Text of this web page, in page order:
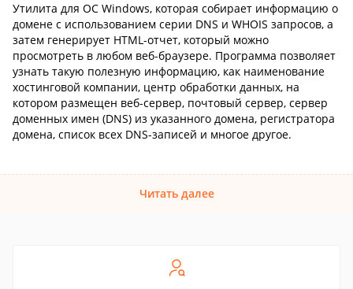
Утилита для ОС Windows, которая собирает информацию о
домене с использованием серии DNS и WHOIS запросов, а
затем генерирует HTML-отчет, который можно
просмотреть в любом веб-браузере. Программа позволяет
узнать такую полезную информацию, как наименование
хостинговой компании, центр обработки данных, на
котором размещен веб-сервер, почтовый сервер, сервер
доменных имен (DNS) из указанного домена, регистратора
домена, список всех DNS-записей и многое другое.
Читать далее